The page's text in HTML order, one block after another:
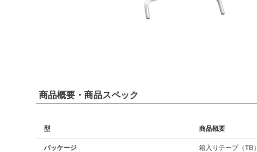
商品概要・商品スペック
型 商品概要
パッケージ 箱入りテープ（TB）